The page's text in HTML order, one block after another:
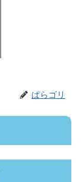
ぱらゴリ